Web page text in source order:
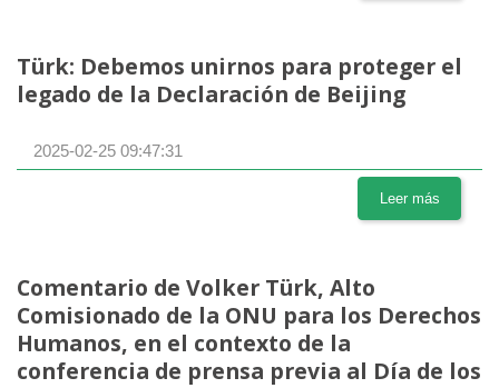
Türk: Debemos unirnos para proteger el
legado de la Declaración de Beijing
2025-02-25 09:47:31
Leer más
Comentario de Volker Türk, Alto
Comisionado de la ONU para los Derechos
Humanos, en el contexto de la
conferencia de prensa previa al Día de los